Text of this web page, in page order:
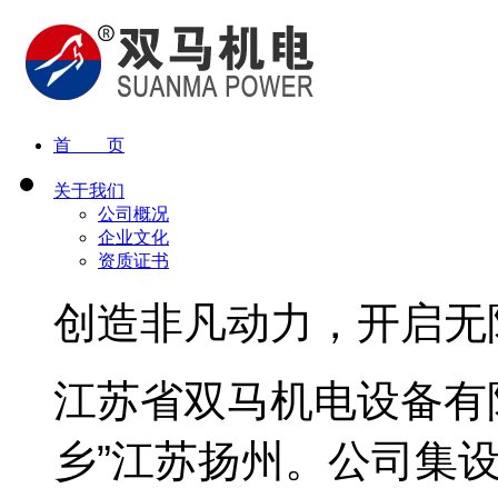
首 页
关于我们
公司概况
企业文化
资质证书
创造非凡动力，开启
江苏省双马机电设备
乡”江苏扬州。公司集